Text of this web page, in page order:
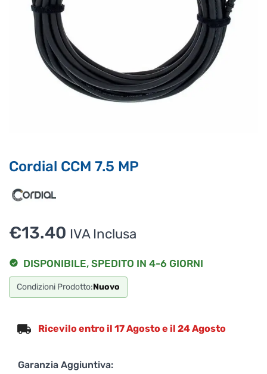
Cordial CCM 7.5 MP
€13.40 IVA Inclusa
DISPONIBILE, SPEDITO IN 4-6 GIORNI
Condizioni Prodotto:Nuovo
Ricevilo entro il 17 Agosto e il 24 Agosto
Garanzia Aggiuntiva:
Supporto clienti RF Assist
Ciao, Come posso aiutarti?
Puoi chiedermi informazioni generali o specifiche su certi
Per ottenere dettagli su un determinato prodotto
assicurati di indicarne il nome completo